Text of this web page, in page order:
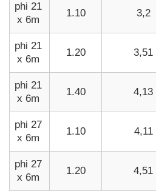
phi 21
x 6m
1.10 3,2
phi 21
x 6m
1.20 3,51
phi 21
x 6m
1.40 4,13
phi 27
x 6m
1.10 4,11
phi 27
x 6m
1.20 4,51